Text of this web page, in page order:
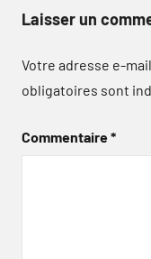
Laisser un
Votre adresse e-
obligatoires sont
Commentaire*